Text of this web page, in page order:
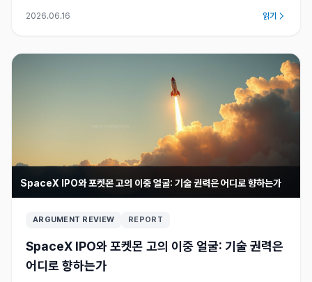
2026.06.16 읽기
SpaceX IPO와 포켓몬 고의 이중 얼굴: 기술 권력은 어디로 향하는가
ARGUMENT REVIEW REPORT
SpaceX IPO와 포켓몬 고의 이중 얼굴: 기술 권력은
어디로 향하는가